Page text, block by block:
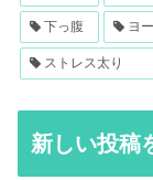
下っ腹 ヨ
ストレス太り
新しい投稿